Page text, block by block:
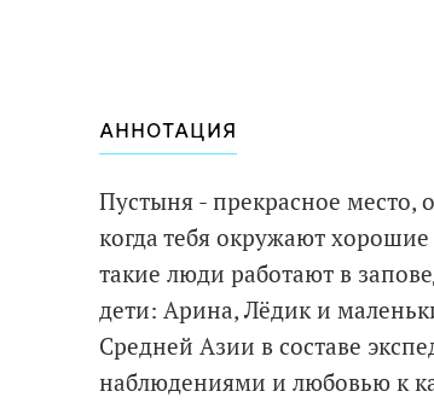
АННОТАЦИЯ
Пустыня - прекрасное место,
когда тебя окружают
такие люди работают в
дети: Арина, Лёдик и
Средней Азии в составе
наблюдениями и любовью к